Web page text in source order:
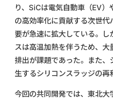
り、SiCは電気自動車（EV
の高効率化に貢献する次世
要が急速に拡大している。
スは高温加熱を伴うため、
排出が課題であった。また
生するシリコンスラッジの再
今回の共同開発では、東北